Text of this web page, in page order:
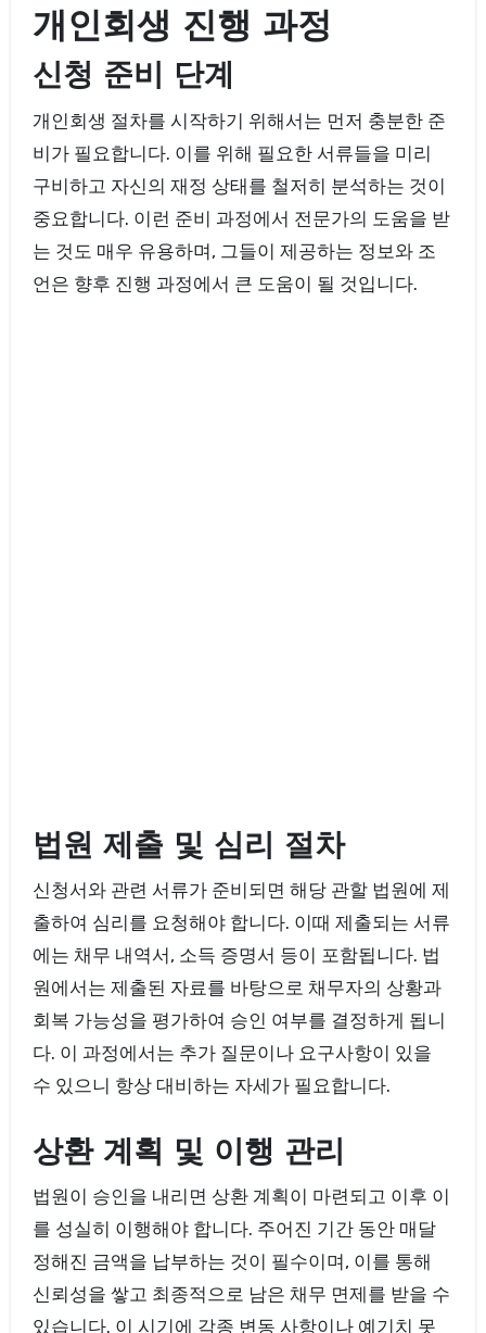
개인회생 진행 과정
신청 준비 단계
개인회생 절차를 시작하기 위해서는 먼저 충분한 준
비가 필요합니다. 이를 위해 필요한 서류들을 미리
구비하고 자신의 재정 상태를 철저히 분석하는 것이
중요합니다. 이런 준비 과정에서 전문가의 도움을 받
는 것도 매우 유용하며, 그들이 제공하는 정보와 조
언은 향후 진행 과정에서 큰 도움이 될 것입니다.
법원 제출 및 심리 절차
신청서와 관련 서류가 준비되면 해당 관할 법원에 제
출하여 심리를 요청해야 합니다. 이때 제출되는 서류
에는 채무 내역서, 소득 증명서 등이 포함됩니다. 법
원에서는 제출된 자료를 바탕으로 채무자의 상황과
회복 가능성을 평가하여 승인 여부를 결정하게 됩니
다. 이 과정에서는 추가 질문이나 요구사항이 있을
수 있으니 항상 대비하는 자세가 필요합니다.
상환 계획 및 이행 관리
법원이 승인을 내리면 상환 계획이 마련되고 이후 이
를 성실히 이행해야 합니다. 주어진 기간 동안 매달
정해진 금액을 납부하는 것이 필수이며, 이를 통해
신뢰성을 쌓고 최종적으로 남은 채무 면제를 받을 수
있습니다. 이 시기에 각종 변동 사항이나 예기치 못